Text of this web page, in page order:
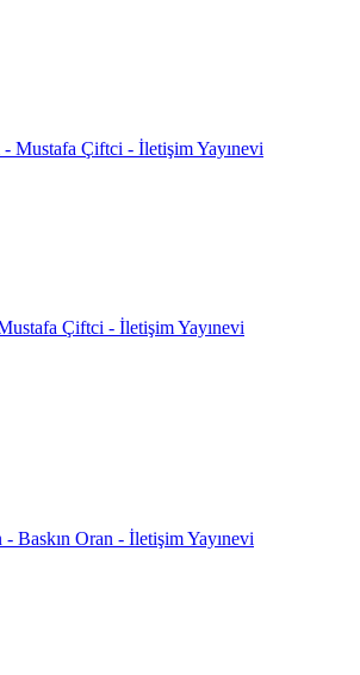
Çiftci - İletişim Yayınevi